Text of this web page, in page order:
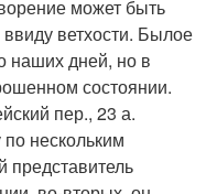
может быть
ветхости. Былое
наших дней, но в
состоянии.
пер., 23 а.
нескольким
представитель